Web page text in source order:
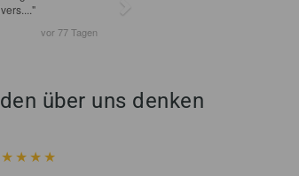
über uns denken